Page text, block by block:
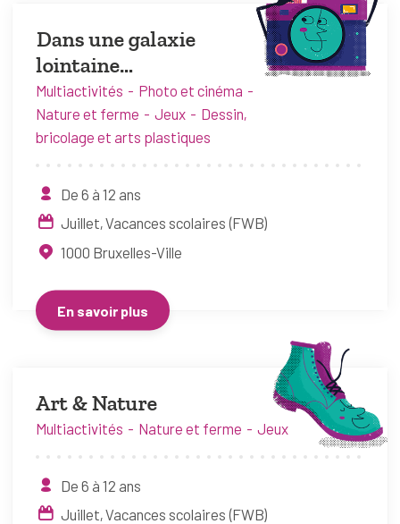
Dans une galaxie
lointaine…
Multiactivités
Photo et cinéma
Nature et ferme
Jeux
Dessin,
bricolage et arts plastiques
De 6 à 12 ans
Juillet Vacances scolaires (FWB)
1000 Bruxelles-Ville
En savoir plus
Art & Nature
Multiactivités Nature et ferme Jeux
De 6 à 12 ans
Juillet Vacances scolaires (FWB)